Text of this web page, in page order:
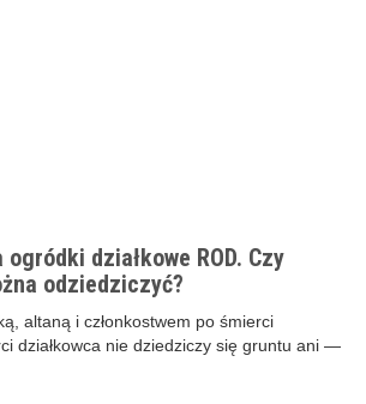
działkowe ROD. Czy
odziedziczyć?
altaną i członkostwem po śmierci
działkowca nie dziedziczy się gruntu ani —